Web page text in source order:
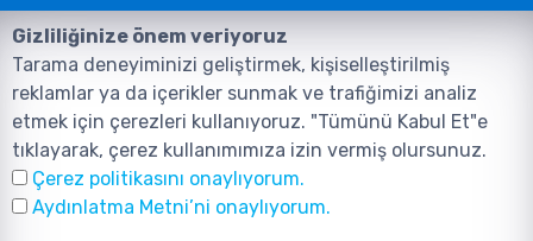
©2026, Tüm Hakları ANIL TELEKOMÜNİKASYON GÜVENLİK VE BİLİŞİM
SİSTEMLERİ SAN. TİC. LTD. ŞTİ. aittir.Tasarım ve Yazılım:
Tasarım Yazılım ve Teknoloji
Gizliliğinize önem veriyoruz
Tarama deneyiminizi geliştirmek, kişiselleştirilmiş
reklamlar ya da içerikler sunmak ve trafiğimizi analiz
etmek için çerezleri kullanıyoruz. "Tümünü Kabul Et"e
tıklayarak, çerez kullanımımıza izin vermiş olursunuz.
Çerez politikasını onaylıyorum.
Aydınlatma Metni’ni onaylıyorum.